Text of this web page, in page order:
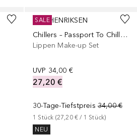
OLE HENRIKSEN
Chillers – Passport To Chill Mini-Set
Lippen Make-up Set
UVP 34,00 €
27,20 €
30-Tage-Tiefstpreis 34,00 €
1 Stück (27,20 € / 1 Stück)
NEU
SALE